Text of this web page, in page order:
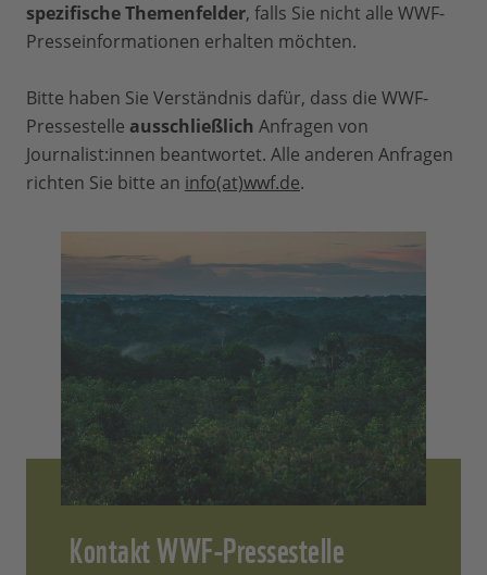
spezifische Themenfelder, falls Sie nicht alle WWF-
Presseinformationen erhalten möchten.
Bitte haben Sie Verständnis dafür, dass die WWF-
Pressestelle ausschließlich Anfragen von
Journalist:innen beantwortet. Alle anderen Anfragen
richten Sie bitte an info(at)wwf.de.
Kontakt WWF-Pressestelle